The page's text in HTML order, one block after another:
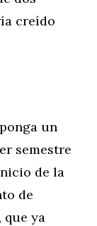
creído
un
semestre
de la
de
que ya